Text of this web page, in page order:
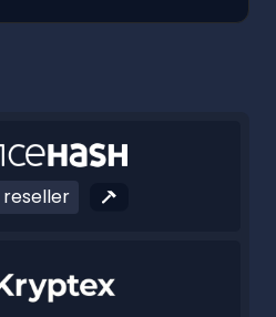
reseller